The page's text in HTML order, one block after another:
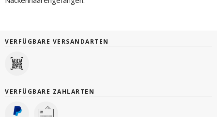
VERFÜGBARE VERSANDARTEN
VERFÜGBARE ZAHLARTEN